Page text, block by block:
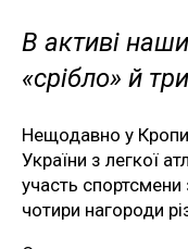
В активі
«срібло» й
Нещодавно у
України з легкої
участь спортсмени
чотири нагороди